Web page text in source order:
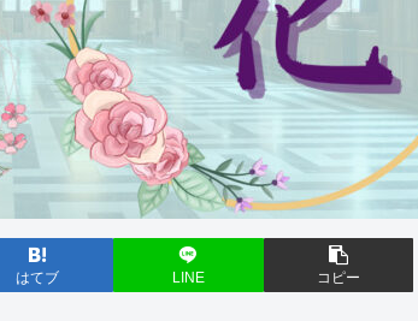
はてブ LINE コピー